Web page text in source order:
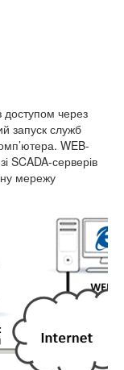
доступом через
запуск служб
WEB-
SCADA-серверів
мережу